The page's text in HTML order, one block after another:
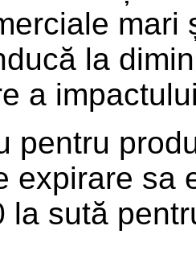
mari
la
a
pentru
expirare sa
la sută